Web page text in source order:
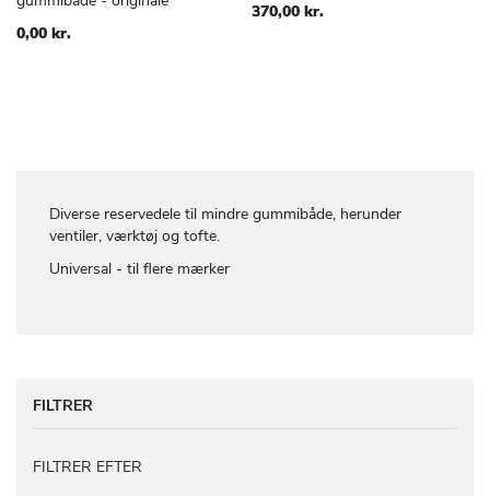
Diverse reservedele til mindre gummibåde, herunder
ventiler, værktøj og tofte.
Universal - til flere mærker
TIL
0,00 kr.
370,00 kr.
FILTRER
FILTRER EFTER